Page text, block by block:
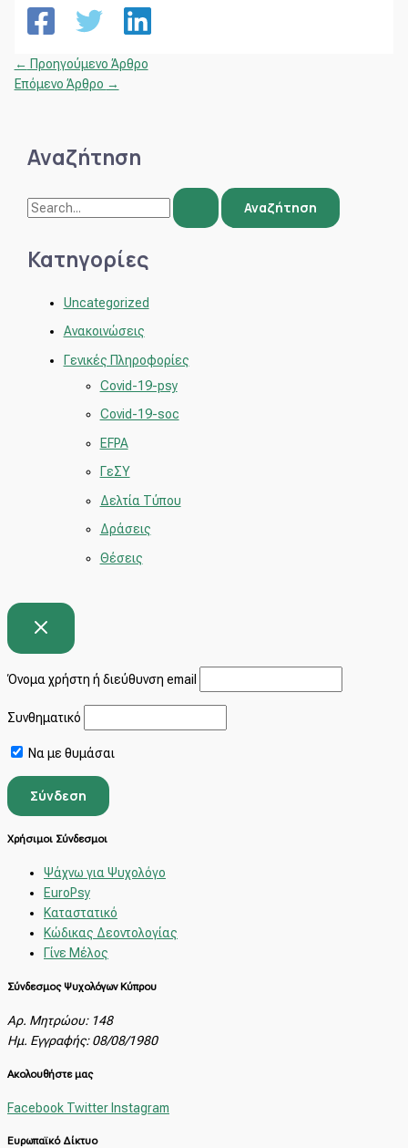
← Προηγούμενο Άρθρο
Επόμενο Άρθρο →
Αναζήτηση
Κατηγορίες
Uncategorized
Ανακοινώσεις
Γενικές Πληροφορίες
Covid-19-psy
Covid-19-soc
EFPA
ΓεΣΥ
Δελτία Τύπου
Δράσεις
Θέσεις
Όνομα χρήστη ή διεύθυνση email
Συνθηματικό
Να με θυμάσαι
Χρήσιμοι Σύνδεσμοι
Ψάχνω για Ψυχολόγο
EuroPsy
Καταστατικό
Κώδικας Δεοντολογίας
Γίνε Μέλος
Σύνδεσμος Ψυχολόγων Κύπρου
Αρ. Μητρώου: 148
Ημ. Εγγραφής: 08/08/1980
Ακολουθήστε μας
Facebook Twitter Instagram
Ευρωπαϊκό Δίκτυο